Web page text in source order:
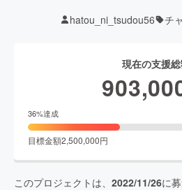
hatou_ni_tsudou56 チ
現在の支援
36%達成
目標金額2,500,000円
このプロジェクトは、 2022/11/26に